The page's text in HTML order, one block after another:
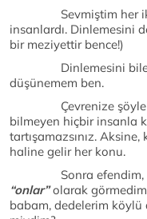
Sevmiştim her
insanlardı. Dinlemesini
bir meziyettir bence!)
Dinlemesini bilen
düşünemem ben.
Çevrenize şöyle bir
bilmeyen hiçbir insanla
tartışamazsınız.
haline gelir her konu.
Sonra efendim,
“onlar”olarak
babam, dedelerim